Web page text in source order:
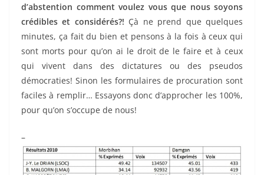
d’abstention comment voulez vous que nous soyons
crédibles et considérés?! Çà ne prend que quelques
minutes, ça fait du bien et pensons à la fois à ceux qui
sont morts pour qu’on ai le droit de le faire et à ceux
qui vivent dans des dictatures ou des pseudos
démocraties! Sinon les formulaires de procuration sont
faciles à remplir… Essayons donc d’approcher les 100%,
pour qu’on s’occupe de nous!
–